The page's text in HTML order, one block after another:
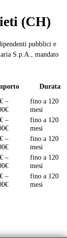
(CH)
pubblici e
S.p.A., mandato
Durata
–
fino a 120
mesi
–
fino a 120
mesi
–
fino a 120
mesi
–
fino a 120
mesi
–
fino a 120
mesi